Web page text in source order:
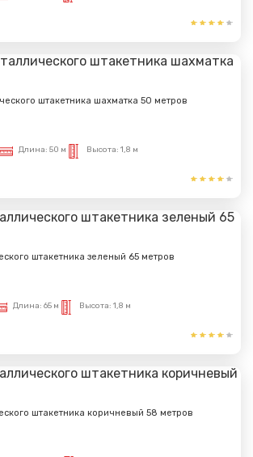
штакетника шахматка 50 метров
Длина: 50 м Высота: 1,8 м
штакетника зеленый 65 метров
Длина: 65 м Высота: 1,8 м
штакетника коричневый 58 метров